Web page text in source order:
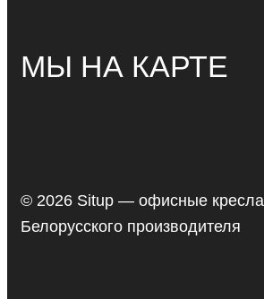
МЫ НА КАРТЕ
© 2026 Situp — офисные кресла
Белорусского производителя